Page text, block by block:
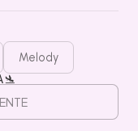
Melody
PLAZO DE ENTREGA 🛬